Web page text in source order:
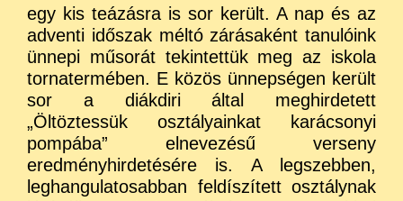
egy kis teázásra is sor került. A nap és az
adventi időszak méltó zárásaként tanulóink
ünnepi műsorát tekintettük meg az iskola
tornatermében. E közös ünnepségen került
sor a diákdiri által meghirdetett
„Öltöztessük osztályainkat karácsonyi
pompába” elnevezésű verseny
eredményhirdetésére is. A legszebben,
leghangulatosabban feldíszített osztálynak